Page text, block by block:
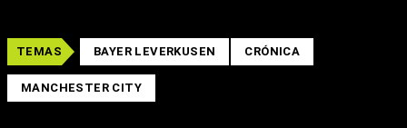
TEMAS BAYER LEVERKUSEN CRÓNICA
MANCHESTER CITY